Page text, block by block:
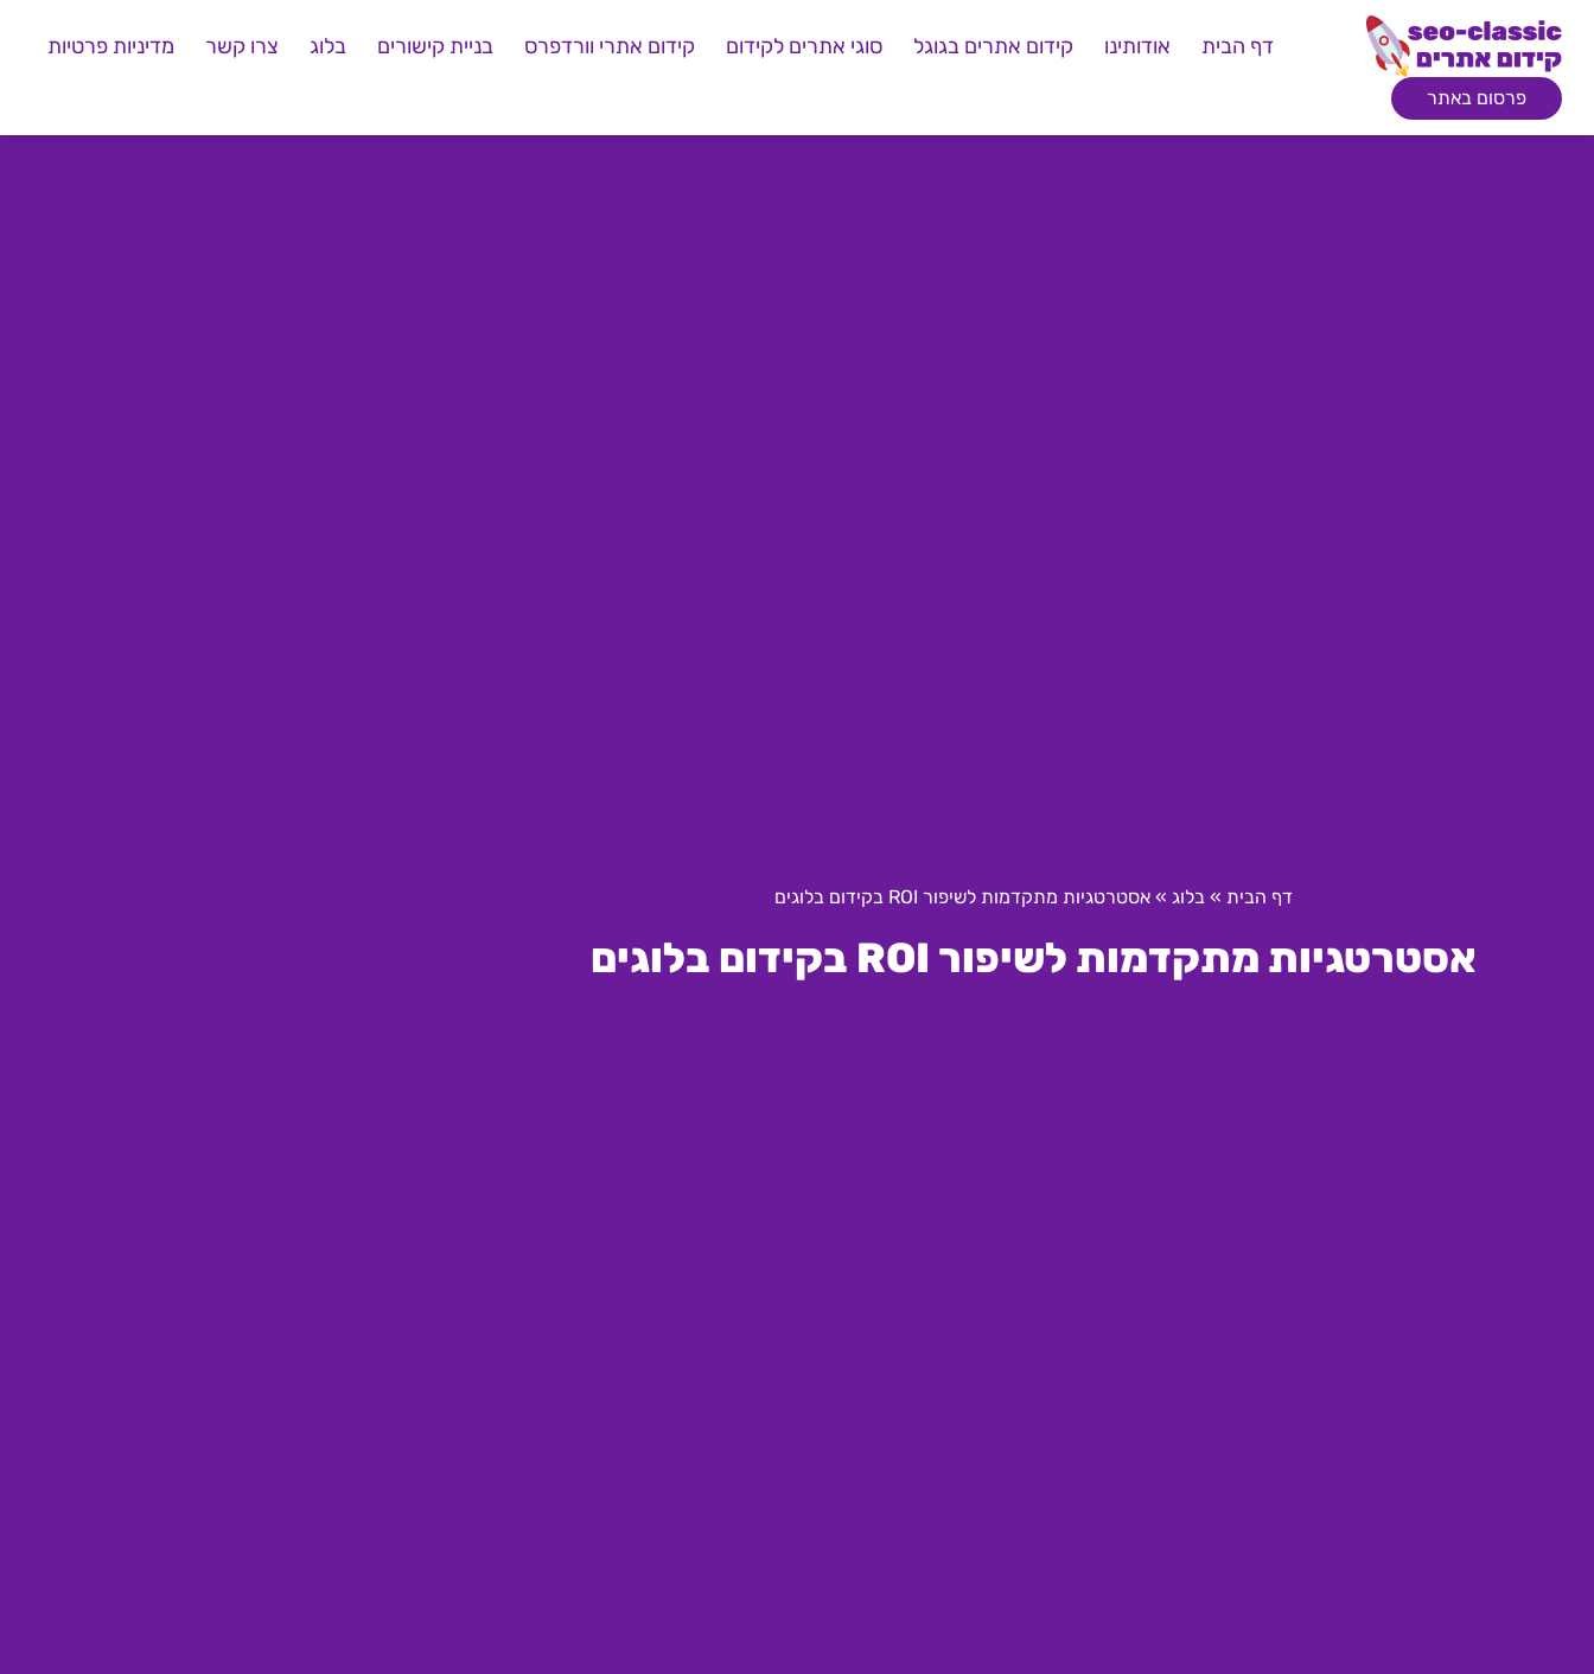
דף הבית אודותינו קידום אתרים בגוגל סוגי אתרים לקידום קידום אתרי וורדפרס בניית קישורים בלוג צרו קשר מדיניות פרטיות
פרסום באתר
דף הבית »בלוג »אסטרטגיות מתקדמות לשיפור ROI בקידום בלוגים
אסטרטגיות מתקדמות לשיפור ROI בקידום בלוגים